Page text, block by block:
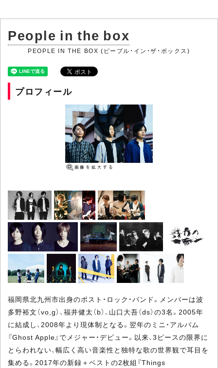
People in the box
PEOPLE IN THE BOX (ピープル・イン・ザ・ボックス)
プロフィール
福岡県北九州市出身のポスト・ロック・バンド。メンバーは波
多野裕文（vo,g）、福井健太（b）、山口大吾（ds）の3名。2005年
に結成し、2008年より現体制となる。翌年のミニ・アルバム
『Ghost Apple』でメジャー・デビュー。以来、3ピースの限界に
とらわれない、幅広く高い音楽性と独特な歌の世界観で耳目を
集める。2017年の新録＋ベストの2枚組『Things